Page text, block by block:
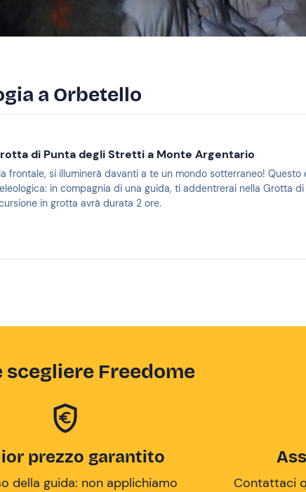
a Orbetello
di Punta degli Stretti a Monte Argentario
frontale, si illuminerà davanti a te un mondo sotterraneo!
in compagnia di una guida, ti addentrerai nella Grotta
in grotta avrà durata 2 ore.
scegliere Freedome
prezzo garantito
della guida: non applichiamo
Contattaci